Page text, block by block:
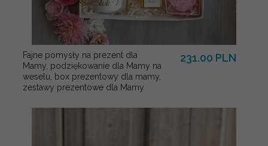
Fajne pomysły na prezent dla
Mamy, podziękowanie dla Mamy na
weselu, box prezentowy dla mamy,
zestawy prezentowe dla Mamy
231.00 PLN